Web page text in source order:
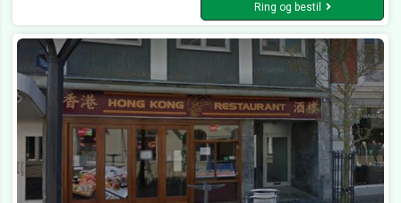
Ring og bestil